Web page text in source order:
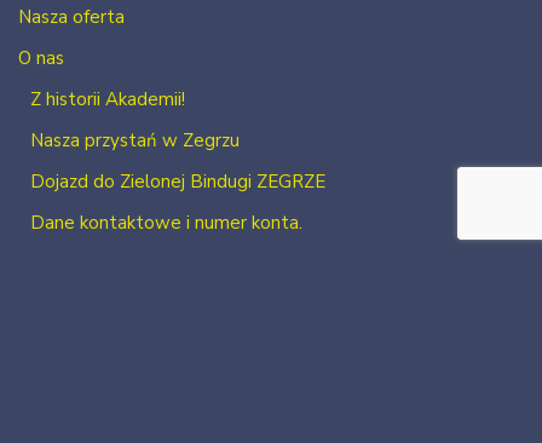
Nasza oferta
O nas
Z historii Akademii!
Nasza przystań w Zegrzu
Dojazd do Zielonej Bindugi ZEGRZE
Dane kontaktowe i numer konta.